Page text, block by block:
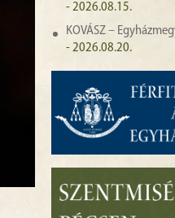
- 2026.08.15.
KOVÁSZ –
- 2026.08.20.